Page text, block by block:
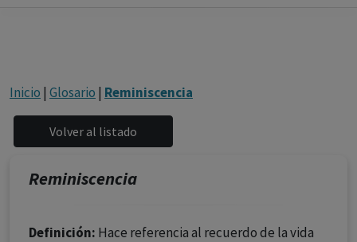
Inicio | Glosario | Reminiscencia
Reminiscencia
Definición: Hace referencia al recuerdo de la vida